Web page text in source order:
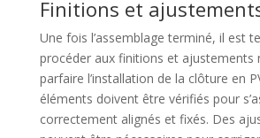
Finitions et
Une fois l’assemblage terminé, il est
procéder aux finitions et ajustements
parfaire l’installation de la clôture en
éléments doivent être vérifiés pour
correctement alignés et fixés. Des